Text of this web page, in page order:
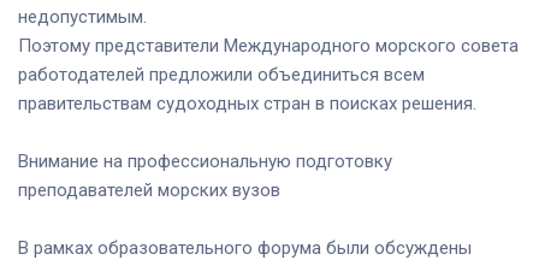
недопустимым.
Поэтому представители Международного морского совета
работодателей предложили объединиться всем
правительствам судоходных стран в поисках решения.
Внимание на профессиональную подготовку
преподавателей морских вузов
В рамках образовательного форума были обсуждены